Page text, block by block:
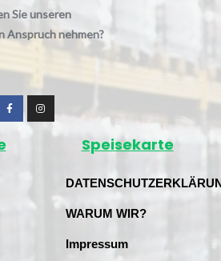
Sie unseren
Anspruch nehmen?
Speisekarte
WARUM WIR?
Impressum